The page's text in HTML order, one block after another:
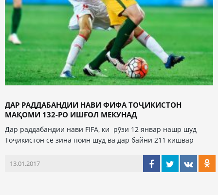
ДАР РАДДАБАНДИИ НАВИ ФИФА ТОҶИКИСТОН
МАҚОМИ 132-РО ИШҒОЛ МЕКУНАД
Дар раддабандии нави FIFA, ки рӯзи 12 январ нашр шуд
Тоҷикистон се зина поин шуд ва дар байни 211 кишвар
13.01.2017